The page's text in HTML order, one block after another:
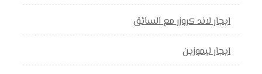
ايجار لاند كروزر مع السائق
ايجار ليموزين